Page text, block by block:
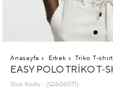
Anasayfa Erkek Triko T-shirt
EASY POLO TRIKO T-
Stok Kodu (S2606071)